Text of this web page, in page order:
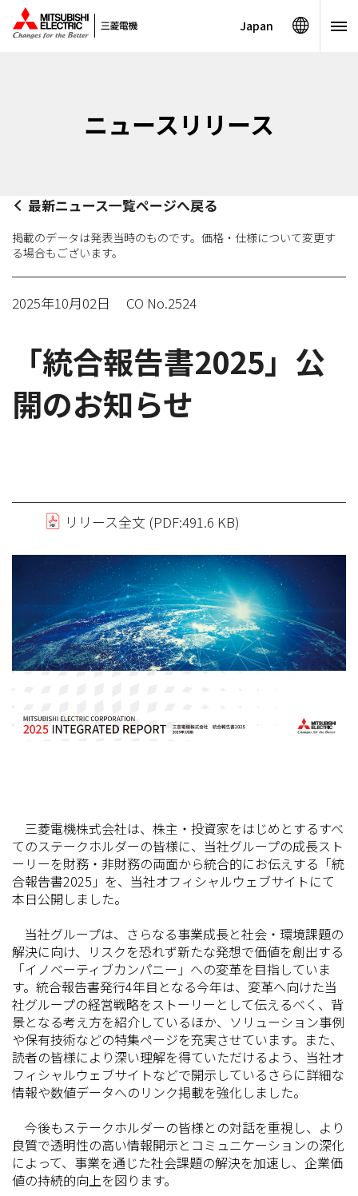
Japan
ニュースリリース
最新ニュース一覧ページへ戻る
掲載のデータは発表当時のものです。価格・仕様について変更す
る場合もございます。
2025年10月02日 CO No.2524
「統合報告書2025」公
開のお知らせ
リリース全文 (PDF:491.6 KB)
三菱電機株式会社は、株主・投資家をはじめとするすべ
てのステークホルダーの皆様に、当社グループの成長スト
ーリーを財務・非財務の両面から統合的にお伝えする「統
合報告書2025」を、当社オフィシャルウェブサイトにて
本日公開しました。
当社グループは、さらなる事業成長と社会・環境課題の
解決に向け、リスクを恐れず新たな発想で価値を創出する
「イノベーティブカンパニー」への変革を目指していま
す。統合報告書発行4年目となる今年は、変革へ向けた当
社グループの経営戦略をストーリーとして伝えるべく、背
景となる考え方を紹介しているほか、ソリューション事例
や保有技術などの特集ページを充実させています。また、
読者の皆様により深い理解を得ていただけるよう、当社オ
フィシャルウェブサイトなどで開示しているさらに詳細な
情報や数値データへのリンク掲載を強化しました。
今後もステークホルダーの皆様との対話を重視し、より
良質で透明性の高い情報開示とコミュニケーションの深化
によって、事業を通じた社会課題の解決を加速し、企業価
値の持続的向上を図ります。